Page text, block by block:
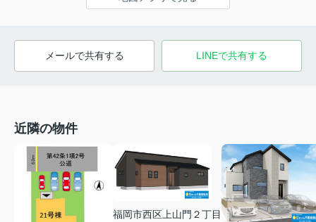
メールで共有する LINEで共有する
近隣の物件
福岡市西区上山門２丁目